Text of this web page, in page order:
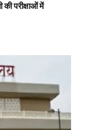
परीक्षाओं में